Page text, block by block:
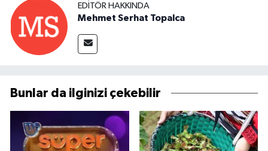
EDITÖR HAKKINDA
Mehmet Serhat Topalca
Bunlar da ilginizi çekebilir